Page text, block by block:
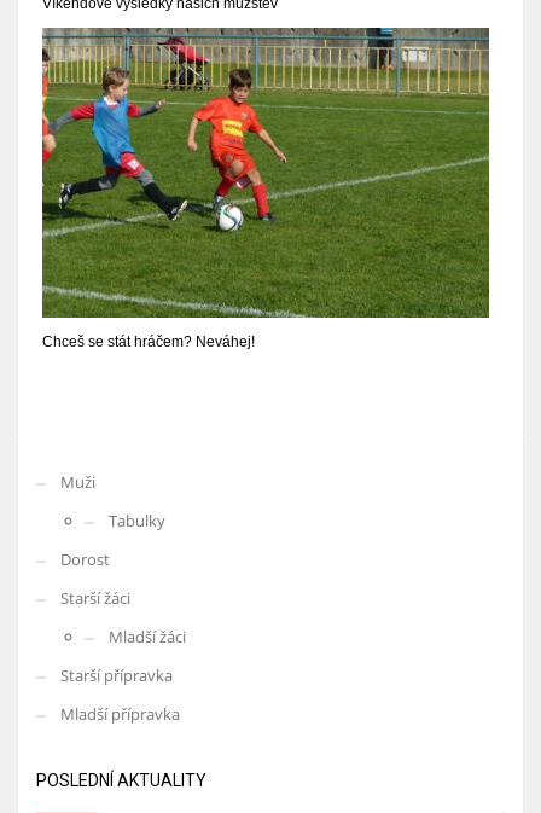
Víkendové výsledky našich mužstev
Chceš se stát hráčem? Neváhej!
Muži
Tabulky
Dorost
Starší žáci
Mladší žáci
Starší přípravka
Mladší přípravka
POSLEDNÍ AKTUALITY